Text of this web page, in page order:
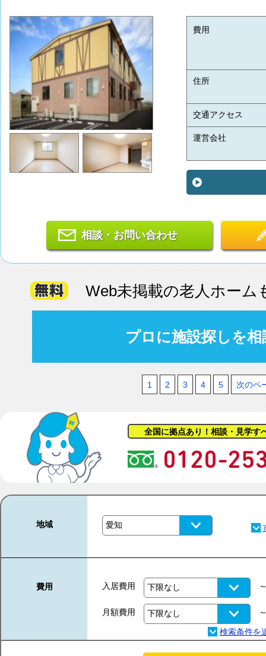
費用
住所
交通アクセス
運営会社
相談・お問い合わせ
Web未掲載の老人ホーム
プロに施設探しを
1 2 3 4 5 次のペ
全国に拠点あり！相談・見学す
地域
費用 入居費用
月額費用